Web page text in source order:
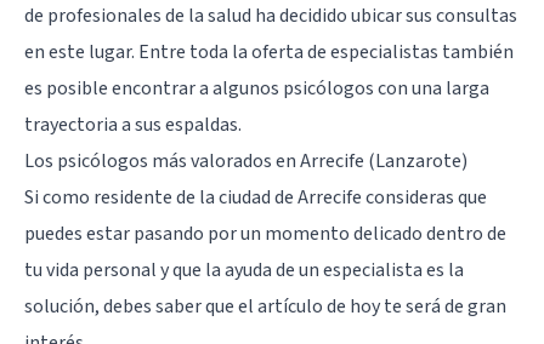
de profesionales de la salud ha decidido ubicar sus consultas
en este lugar. Entre toda la oferta de especialistas también
es posible encontrar a algunos psicólogos con una larga
trayectoria a sus espaldas.
Los psicólogos más valorados en Arrecife (Lanzarote)
Si como residente de la ciudad de Arrecife consideras que
puedes estar pasando por un momento delicado dentro de
tu vida personal y que la ayuda de un especialista es la
solución, debes saber que el artículo de hoy te será de gran